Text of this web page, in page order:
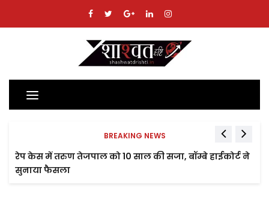
Toggle
navigation
BREAKING NEWS
रेप केस में तरुण तेजपाल को 10 साल की सजा, बॉम्बे हाईकोर्ट ने
सुनाया फैसला